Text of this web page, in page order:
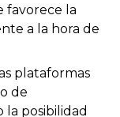
favorece la
a la hora de
plataformas
de
la posibilidad